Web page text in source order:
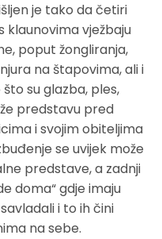
je tako da četiri
klaunovima vježbaju
poput žongliranja,
na štapovima, ali i
su glazba, ples,
predstavu pred
i svojim obiteljima
se uvijek može
predstave, a zadnji
doma“ gdje imaju
i to ih čini
na sebe.